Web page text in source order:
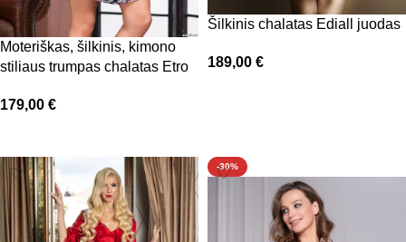
Moteriškas, šilkinis, kimono
stiliaus trumpas chalatas Etro
179,00 €
Šilkinis chalatas Ediall juodas
189,00 €
-30%